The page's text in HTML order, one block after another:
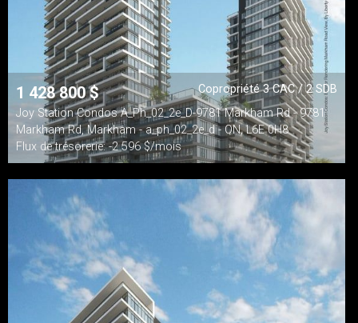
1 428 800$
Copropriété 3 CAC / 2 SDB
Joy Station Condos A_Ph_02_2e_D-9781 Markham Rd - 9781
Markham Rd, Markham - a_ph_02_2e_d - ON, L6E 0H8
Flux de trésorerie: -2 596 $/mois